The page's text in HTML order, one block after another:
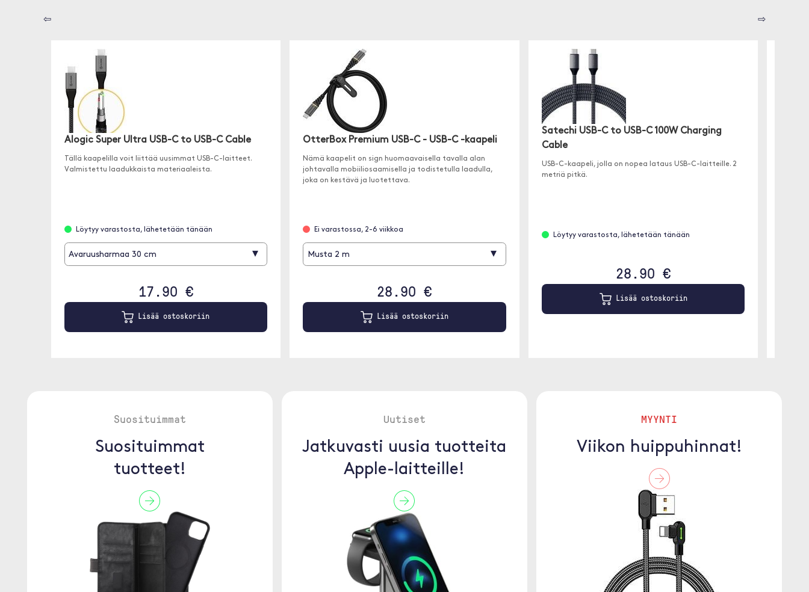
⇦ ⇨
Alogic Super Ultra USB-C to USB-C Cable
Tällä kaapelilla voit liittää uusimmat USB-C-laitteet.
Valmistettu laadukkaista materiaaleista.
Löytyy varastosta, lähetetään tänään
Avaruusharmaa 30 cm ▾
17.90 €
Lisää ostoskoriin
OtterBox Premium USB-C - USB-C -kaapeli
Nämä kaapelit on sign huomaavaisella tavalla alan
johtavalla mobiiliosaamisella ja todistetulla laadulla,
joka on kestävä ja luotettava.
Ei varastossa, 2-6 viikkoa
Musta 2 m ▾
28.90 €
Lisää ostoskoriin
Satechi USB-C to USB-C 100W Charging
Cable
USB-C-kaapeli, jolla on nopea lataus USB-C-laitteille. 2
metriä pitkä.
Löytyy varastosta, lähetetään tänään
28.90 €
Lisää ostoskoriin
Suosituimmat
Suosituimmat
tuotteet!
Uutiset
Jatkuvasti uusia tuotteita
Apple-laitteille!
MYYNTI
Viikon huippuhinnat!